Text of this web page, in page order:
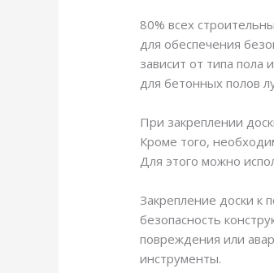
80% всех
для обеспечения
зависит от типа
для бетонных полов
При закреплении
Кроме того,
Для этого можно
Закрепление доски к
безопасность
повреждения или
инструменты.